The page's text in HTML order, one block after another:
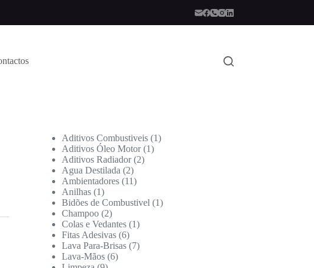
Aditivos Combustiveis 1
Aditivos Óleo Motor 1
Aditivos Radiador 2
Agua Destilada
2
Ambientadores 11
Anilhas 1
Bidões de Combustivel
1
Champoo 2
Colas e Vedantes 1
Fitas Adesivas 6
Lava Para-Brisas 7
Lava-Mãos 6